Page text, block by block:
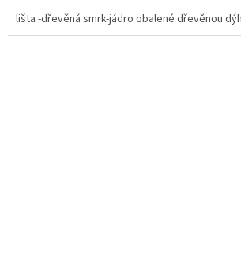
lišta -dřevěná smrk-jádro obalené dřevěnou